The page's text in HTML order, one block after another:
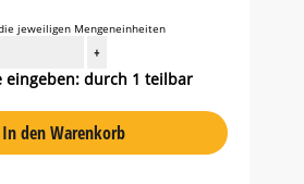
jeweiligen Mengeneinheiten
+
eingeben: durch 1 teilbar
In den Warenkorb